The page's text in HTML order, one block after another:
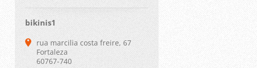
bikinis1
rua marcilia costa freire, 67
Fortaleza
60767-740